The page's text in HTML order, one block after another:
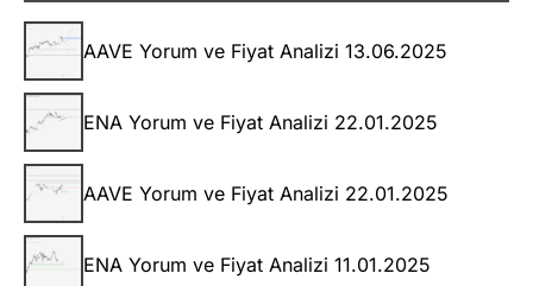
AAVE Yorum ve Fiyat Analizi 13.06.2025
ENA Yorum ve Fiyat Analizi 22.01.2025
AAVE Yorum ve Fiyat Analizi 22.01.2025
ENA Yorum ve Fiyat Analizi 11.01.2025